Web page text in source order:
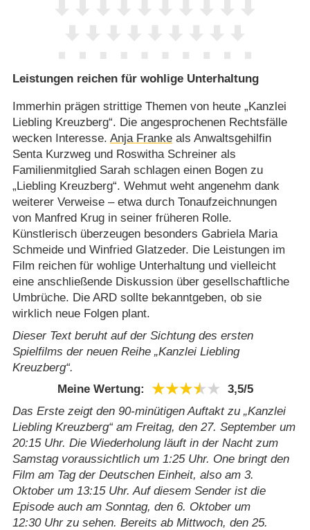
Leistungen reichen für wohlige Unterhaltung
Immerhin prägen strittige Themen von heute „Kanzlei
Liebling Kreuzberg“. Die angesprochenen Rechtsfälle
wecken Interesse. Anja Frankeals Anwaltsgehilfin
Senta Kurzweg und Roswitha Schreiner als
Familienmitglied Sarah schlagen einen Bogen zu
„Liebling Kreuzberg“. Wehmut weht angenehm dank
weiterer Verweise – etwa durch Tonaufzeichnungen
von Manfred Krug in seiner früheren Rolle.
Künstlerisch überzeugen besonders Gabriela Maria
Schmeide und Winfried Glatzeder. Die Leistungen im
Film reichen für wohlige Unterhaltung und vielleicht
eine anschließende Diskussion über gesellschaftliche
Umbrüche. Die ARD sollte bekanntgeben, ob sie
wirklich neue Folgen plant.
Dieser Text beruht auf der Sichtung des ersten
Spielfilms der neuen Reihe „Kanzlei Liebling
Kreuzberg“.
Meine Wertung:
3,5/​5
Das Erste zeigt den 90-minütigen Auftakt zu „Kanzlei
Liebling Kreuzberg“ am Freitag, den 27. September um
20:15 Uhr. Die Wiederholung läuft in der Nacht zum
Samstag voraussichtlich um 1:25 Uhr. One bringt den
Film am Tag der Deutschen Einheit, also am 3.
Oktober um 13:15 Uhr. Auf diesem Sender ist die
Episode auch am Sonntag, den 6. Oktober um
12:30 Uhr zu sehen. Bereits ab Mittwoch, den 25.